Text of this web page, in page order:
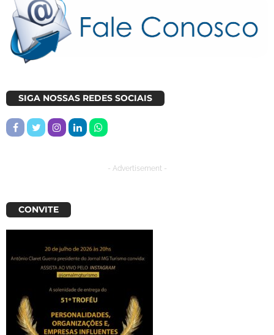
SIGA NOSSAS REDES SOCIAIS
- Advertisement -
CONVITE